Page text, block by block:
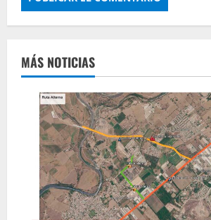
MÁS NOTICIAS